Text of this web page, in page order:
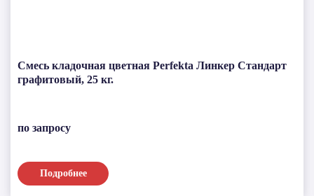
Смесь кладочная цветная Perfekta Линкер Стандарт
графитовый, 25 кг.
по запросу
Подробнее